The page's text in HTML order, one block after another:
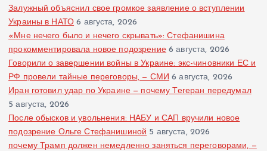
Залужный объяснил свое громкое заявление о вступлении
Украины в НАТО 6 августа, 2026
«Мне нечего было и нечего скрывать»: Стефанишина
прокомментировала новое подозрение 6 августа, 2026
Говорили о завершении войны в Украине: экс-чиновники ЕС и
РФ провели тайные переговоры, — СМИ 6 августа, 2026
Иран готовил удар по Украине — почему Тегеран передумал
5 августа, 2026
После обысков и увольнения: НАБУ и САП вручили новое
подозрение Ольге Стефанишиной 5 августа, 2026
почему Трамп должен немедленно заняться переговорами, —